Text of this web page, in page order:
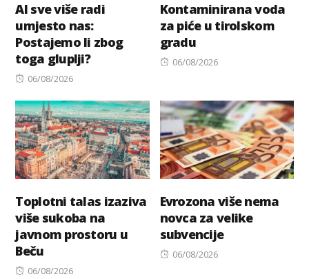
AI sve više radi
umjesto nas:
Postajemo li zbog
toga gluplji?
Posted
06/08/2026
Kontaminirana voda
za piće u tirolskom
gradu
Posted
06/08/2026
Toplotni talas izaziva
više sukoba na
javnom prostoru u
Beču
Posted
06/08/2026
Evrozona više nema
novca za velike
subvencije
Posted
06/08/2026